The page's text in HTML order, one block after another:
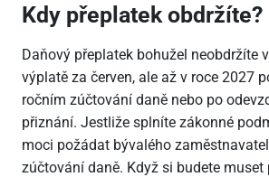
Kdy přeplatek obdržíte?
Daňový přeplatek bohužel neobdržíte
výplatě za červen, ale až v roce 2027
ročním zúčtování daně nebo po
přiznání. Jestliže splníte zákonné
moci požádat bývalého
zúčtování daně. Když si budete muset